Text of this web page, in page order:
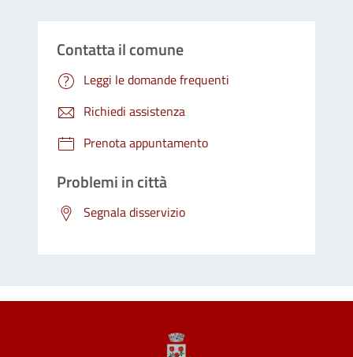
Contatta il comune
Leggi le domande frequenti
Richiedi assistenza
Prenota appuntamento
Problemi in città
Segnala disservizio